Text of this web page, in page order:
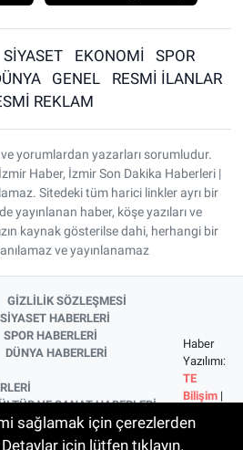
SİYASET EKONOMİ
SPOR
GENEL
RESMİ İLANLAR
REKLAM
yorumlardan yazarları sorumludur.
Haber, İzmir Son Dakika Haberleri |
Sitedeki tüm harici linkler ayrı bir
yayınlanan haber, köşe yazıları ve
kaynak gösterilse dahi, herhangi bir
ve yayınlanamaz
GİZLİLİK SÖZLEŞMESİ
SİYASET HABERLERİ
SPOR HABERLERİ
DÜNYA HABERLERİ
VE SANAT HABERLERİ
HABERLERİ
HABERLERİ
Haber
Yazılımı:
TE
Bilişim |
© 2026
sağlamak için çerezlerden
için lütfen tıklayın.